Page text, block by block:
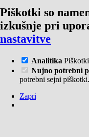
Piškotki so
izkušnje pri
nastavitve
Analitika
Nujno potrebni
potrebni sejni piškotki.
Zapri